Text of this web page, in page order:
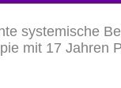
systemische
mit 17 Jahren